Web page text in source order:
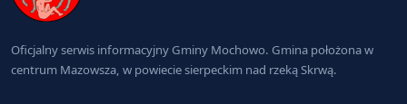
Oficjalny serwis informacyjny Gminy Mochowo. Gmina położona w
centrum Mazowsza, w powiecie sierpeckim nad rzeką Skrwą.